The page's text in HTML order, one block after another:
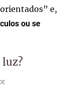
e,
ou se
luz?